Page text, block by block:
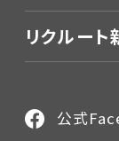
リクルー
公式